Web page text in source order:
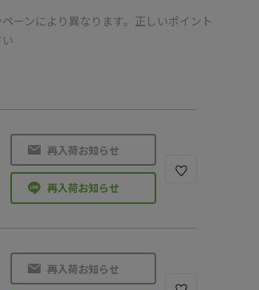
ーンにより異なります。正しいポイント
再入荷お知らせ
再入荷お知らせ
再入荷お知らせ